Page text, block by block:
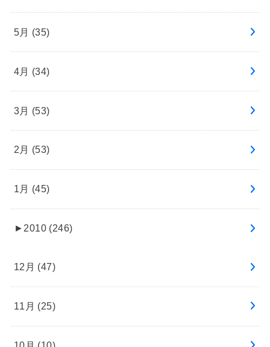
5月 (35)
4月 (34)
3月 (53)
2月 (53)
1月 (45)
► 2010 (246)
12月 (47)
11月 (25)